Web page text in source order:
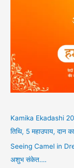
Kamika Ekadashi
तिथि, 5 महाउपाय, दान
Seeing Camel in
अशुभ संकेत….